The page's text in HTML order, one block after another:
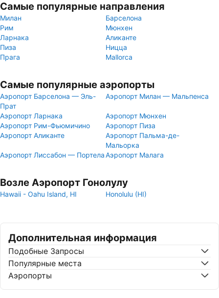
Самые популярные направления
Милан
Барселона
Рим
Мюнхен
Ларнака
Аликанте
Пиза
Ницца
Прага
Mallorca
Самые популярные аэропорты
Аэропорт Барселона — Эль-
Прат
Аэропорт Милан — Мальпенса
Аэропорт Ларнака
Аэропорт Мюнхен
Аэропорт Рим-Фьюмичино
Аэропорт Пиза
Аэропорт Аликанте
Аэропорт Пальма-де-
Мальорка
Аэропорт Лиссабон — ПортелаАэропорт Малага
Возле Аэропорт Гонолулу
Hawaii - Oahu Island, HI Honolulu (HI)
Дополнительная информация
Подобные Запросы
Популярные места
Аэропорты